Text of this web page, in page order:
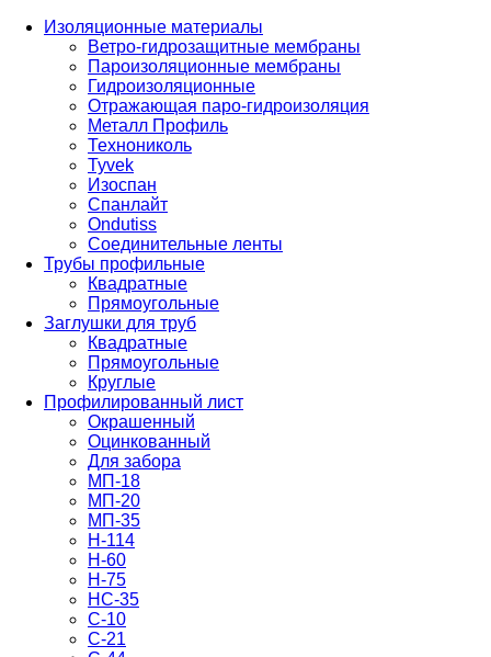
Изоляционные материалы
Ветро-гидрозащитные мембраны
Пароизоляционные мембраны
Гидроизоляционные
Отражающая паро-гидроизоляция
Металл Профиль
Технониколь
Tyvek
Изоспан
Спанлайт
Ondutiss
Соединительные ленты
Трубы профильные
Квадратные
Прямоугольные
Заглушки для труб
Квадратные
Прямоугольные
Круглые
Профилированный лист
Окрашенный
Оцинкованный
Для забора
МП-18
МП-20
МП-35
Н-114
Н-60
Н-75
НС-35
С-10
С-21